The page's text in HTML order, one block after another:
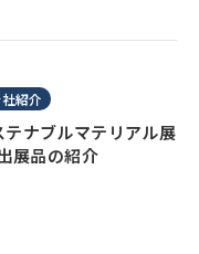
紹介
テナブルマテリアル展
展品の紹介